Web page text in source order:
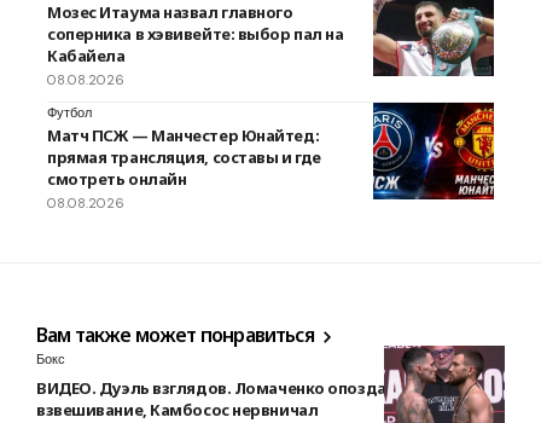
Мозес Итаума назвал главного
соперника в хэвивейте: выбор пал на
Кабайела
08.08.2026
Футбол
Матч ПСЖ — Манчестер Юнайтед:
прямая трансляция, составы и где
смотреть онлайн
08.08.2026
Вам также может понравиться
Бокс
ВИДЕО. Дуэль взглядов. Ломаченко опоздал на
взвешивание, Камбосос нервничал